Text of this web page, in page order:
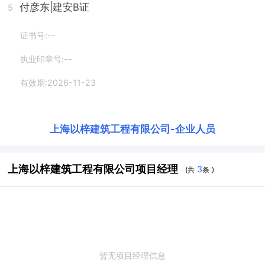
5 付彦东 |建安B证
证书号:--
执业印章号:--
有效期:2026-11-23
上海以梓建筑工程有限公司 -企业人员
上海以梓建筑工程有限公司项目经理 (共 3条 )
暂无项目经理信息